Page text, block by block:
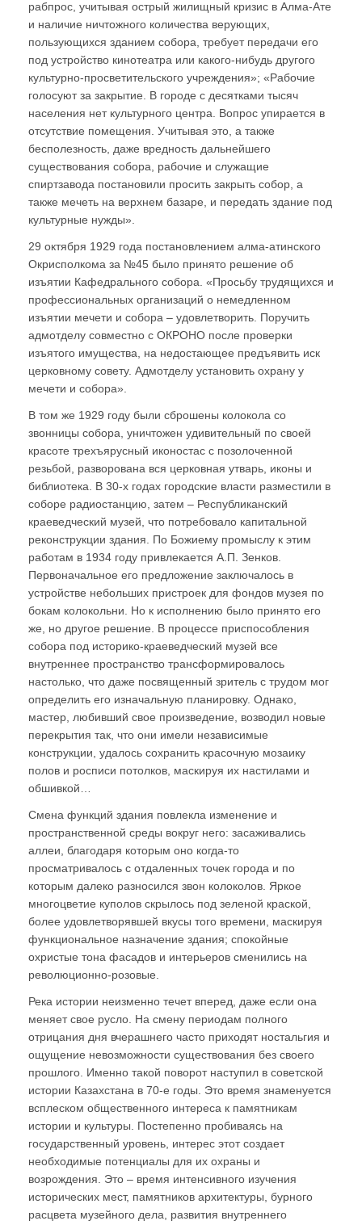
рабпрос, учитывая острый жилищный кризис в Алма-Ате
и наличие ничтожного количества верующих,
пользующихся зданием собора, требует передачи его
под устройство кинотеатра или какого-нибудь другого
культурно-просветительского учреждения»; «Рабочие
голосуют за закрытие. В городе с десятками тысяч
населения нет культурного центра. Вопрос упирается в
отсутствие помещения. Учитывая это, а также
бесполезность, даже вредность дальнейшего
существования собора, рабочие и служащие
спиртзавода постановили просить закрыть собор, а
также мечеть на верхнем базаре, и передать здание под
культурные нужды».
29 октября 1929 года постановлением алма-атинского
Окрисполкома за №45 было принято решение об
изъятии Кафедрального собора. «Просьбу трудящихся и
профессиональных организаций о немедленном
изъятии мечети и собора – удовлетворить. Поручить
адмотделу совместно с ОКРОНО после проверки
изъятого имущества, на недостающее предъявить иск
церковному совету. Адмотделу установить охрану у
мечети и собора».
В том же 1929 году были сброшены колокола со
звонницы собора, уничтожен удивительный по своей
красоте трехъярусный иконостас с позолоченной
резьбой, разворована вся церковная утварь, иконы и
библиотека. В 30-х годах городские власти разместили в
соборе радиостанцию, затем – Республиканский
краеведческий музей, что потребовало капитальной
реконструкции здания. По Божиему промыслу к этим
работам в 1934 году привлекается А.П. Зенков.
Первоначальное его предложение заключалось в
устройстве небольших пристроек для фондов музея по
бокам колокольни. Но к исполнению было принято его
же, но другое решение. В процессе приспособления
собора под историко-краеведческий музей все
внутреннее пространство трансформировалось
настолько, что даже посвященный зритель с трудом мог
определить его изначальную планировку. Однако,
мастер, любивший свое произведение, возводил новые
перекрытия так, что они имели независимые
конструкции, удалось сохранить красочную мозаику
полов и росписи потолков, маскируя их настилами и
обшивкой…
Смена функций здания повлекла изменение и
пространственной среды вокруг него: засаживались
аллеи, благодаря которым оно когда-то
просматривалось с отдаленных точек города и по
которым далеко разносился звон колоколов. Яркое
многоцветие куполов скрылось под зеленой краской,
более удовлетворявшей вкусы того времени, маскируя
функциональное назначение здания; спокойные
охристые тона фасадов и интерьеров сменились на
революционно-розовые.
Река истории неизменно течет вперед, даже если она
меняет свое русло. На смену периодам полного
отрицания дня вчерашнего часто приходят ностальгия и
ощущение невозможности существования без своего
прошлого. Именно такой поворот наступил в советской
истории Казахстана в 70-е годы. Это время знаменуется
всплеском общественного интереса к памятникам
истории и культуры. Постепенно пробиваясь на
государственный уровень, интерес этот создает
необходимые потенциалы для их охраны и
возрождения. Это – время интенсивного изучения
исторических мест, памятников архитектуры, бурного
расцвета музейного дела, развития внутреннего